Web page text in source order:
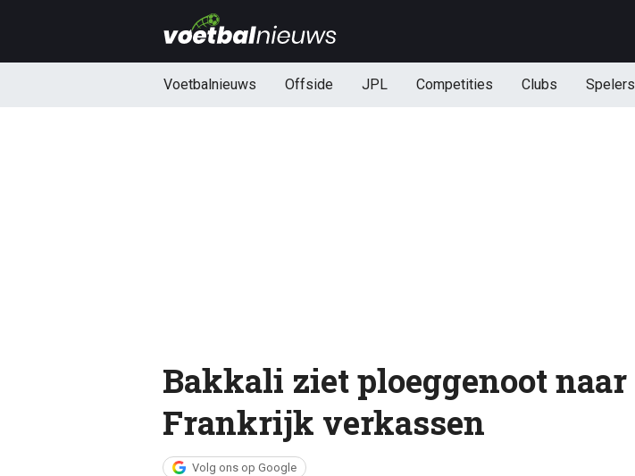
Voetbalnieuws Offside JPL Competities Clubs Spelers
Bakkali ziet ploeggenoot naar
Frankrijk verkassen
Volg ons op Google